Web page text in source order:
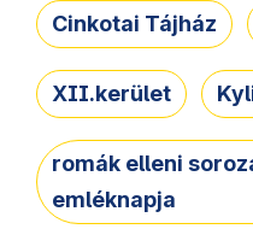
Cinkotai Tájház
XII.kerület
romák elleni
emléknapja